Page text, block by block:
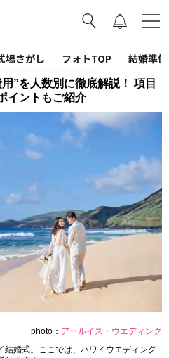
場さがし フォトTOP 結婚準
”を人数別に徹底解説！ 項目
イントもご紹介
photo： アールイズ・ウエディング
結婚式。ここでは、ハワイウエディング